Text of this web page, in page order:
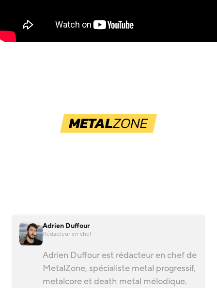
Adrien Duffour
Rédacteur en chef
Adrien Duffour est rédacteur en chef de
MetalZone, spécialiste metal progressif,
metalcore et death metal mélodique.